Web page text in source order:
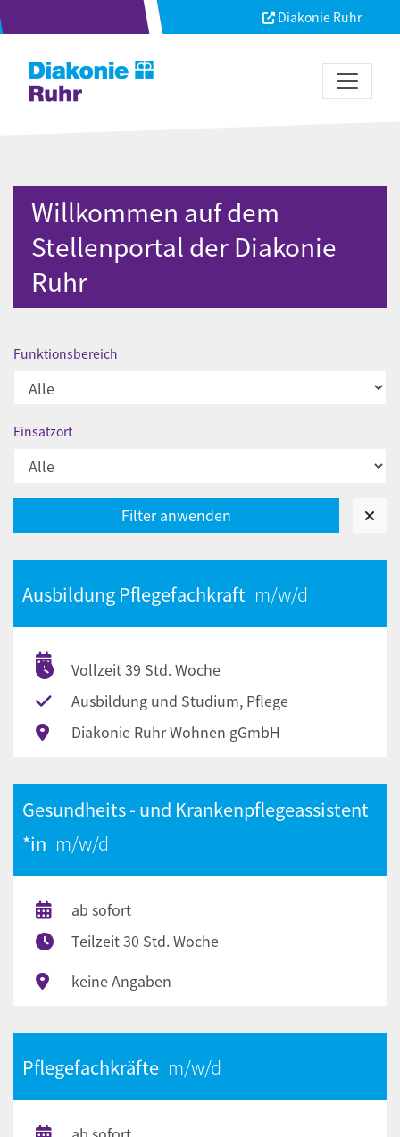
Diakonie Ruhr
Willkommen auf dem
Stellenportal der Diakonie
Ruhr
Funktionsbereich
Einsatzort
Ausbildung Pflegefachkraft
Vollzeit 39 Std. Woche
Ausbildung und Studium, Pflege
Diakonie Ruhr Wohnen gGmbH
Gesundheits - und Krankenpflegeassistent
*in
ab sofort
Teilzeit 30 Std. Woche
keine Angaben
Pflegefachkräfte